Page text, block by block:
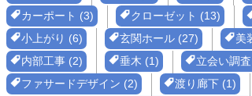
カーポート (3)
クローゼット (13)
小上がり (6)
玄関ホール (27) 美
内部工事 (2)
垂木 (1) 立会い調
ファサードデザイン (2)
渡り廊下 (1)